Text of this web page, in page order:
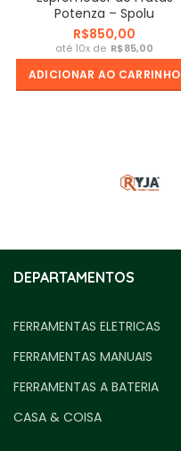
Potenza – Spolu
R$
R$
ADICIONAR AO CARRINHO
DEPARTAMENTOS
FERRAMENTAS ELETRICAS
FERRAMENTAS MANUAIS
FERRAMENTAS A BATERIA
CASA & COISA